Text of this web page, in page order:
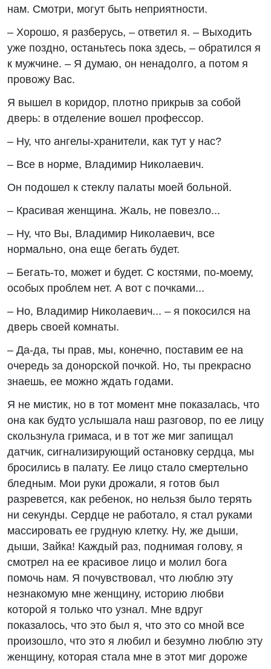
нам. Смотри, могут быть неприятности.
– Хорошо, я разберусь, – ответил я. – Выходить
уже поздно, останьтесь пока здесь, – обратился я
к мужчине. – Я думаю, он ненадолго, а потом я
провожу Вас.
Я вышел в коридор, плотно прикрыв за собой
дверь: в отделение вошел профессор.
– Ну, что ангелы-хранители, как тут у нас?
– Все в норме, Владимир Николаевич.
Он подошел к стеклу палаты моей больной.
– Красивая женщина. Жаль, не повезло...
– Ну, что Вы, Владимир Николаевич, все
нормально, она еще бегать будет.
– Бегать-то, может и будет. С костями, по-моему,
особых проблем нет. А вот с почками...
– Но, Владимир Николаевич... – я покосился на
дверь своей комнаты.
– Да-да, ты прав, мы, конечно, поставим ее на
очередь за донорской почкой. Но, ты прекрасно
знаешь, ее можно ждать годами.
Я не мистик, но в тот момент мне показалась, что
она как будто услышала наш разговор, по ее лицу
скользнула гримаса, и в тот же миг запищал
датчик, сигнализирующий остановку сердца, мы
бросились в палату. Ее лицо стало смертельно
бледным. Мои руки дрожали, я готов был
разревется, как ребенок, но нельзя было терять
ни секунды. Сердце не работало, я стал руками
массировать ее грудную клетку. Ну, же дыши,
дыши, Зайка! Каждый раз, поднимая голову, я
смотрел на ее красивое лицо и молил бога
помочь нам. Я почувствовал, что люблю эту
незнакомую мне женщину, историю любви
которой я только что узнал. Мне вдруг
показалось, что это был я, что это со мной все
произошло, что это я любил и безумно люблю эту
женщину, которая стала мне в этот миг дороже